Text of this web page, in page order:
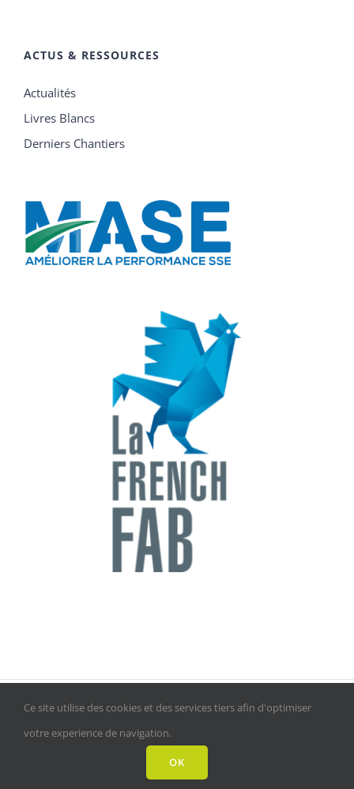
ACTUS & RESSOURCES
Actualités
Livres Blancs
Derniers Chantiers
©Promatec Group- Tous droits réservés |Mentions légales
Instagram
Ce site utilise des cookies et des services tiers afin d'optimiser
votre experience de navigation.
OK